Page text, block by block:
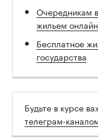
Очередникам
жильем онлайн
Бесплатное
государства
Будьте в курсе
телеграм-